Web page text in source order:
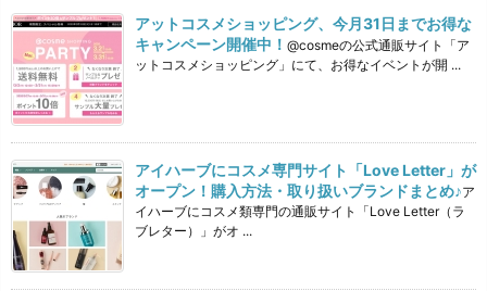
アットコスメショッピング、今月31日までお得な
キャンペーン開催中！ @cosmeの公式通販サイト「ア
ットコスメショッピング」にて、お得なイベントが開 ...
アイハーブにコスメ専門サイト「Love Letter」が
オープン！購入方法・取り扱いブランドまとめ♪ア
イハーブにコスメ類専門の通販サイト「Love Letter（ラ
ブレター）」がオ ...